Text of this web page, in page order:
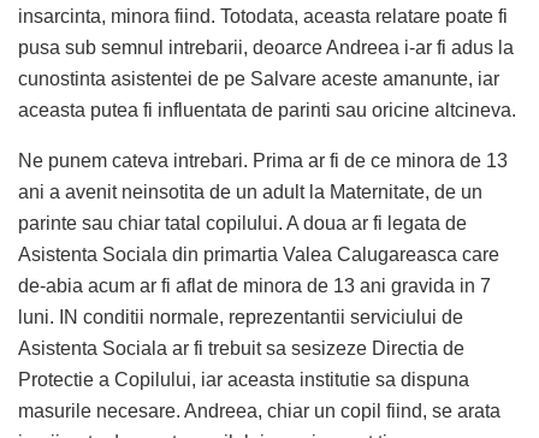
insarcinta, minora fiind. Totodata, aceasta relatare poate fi
pusa sub semnul intrebarii, deoarce Andreea i-ar fi adus la
cunostinta asistentei de pe Salvare aceste amanunte, iar
aceasta putea fi influentata de parinti sau oricine altcineva.
Ne punem cateva intrebari. Prima ar fi de ce minora de 13
ani a avenit neinsotita de un adult la Maternitate, de un
parinte sau chiar tatal copilului. A doua ar fi legata de
Asistenta Sociala din primartia Valea Calugareasca care
de-abia acum ar fi aflat de minora de 13 ani gravida in 7
luni. IN conditii normale, reprezentantii serviciului de
Asistenta Sociala ar fi trebuit sa sesizeze Directia de
Protectie a Copilului, iar aceasta institutie sa dispuna
masurile necesare. Andreea, chiar un copil fiind, se arata